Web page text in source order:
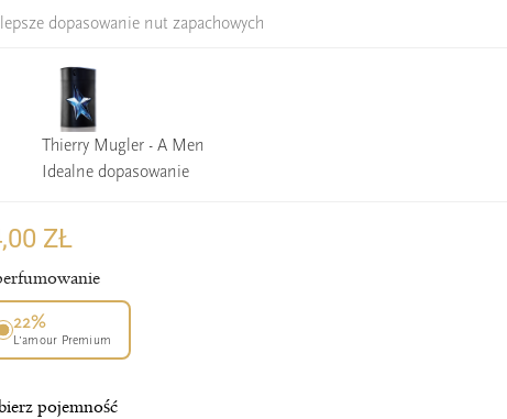
dopasowanie nut zapachowych
Thierry Mugler - A Men
Idealne dopasowanie
ZŁ
22%
L’amour Premium
pojemność